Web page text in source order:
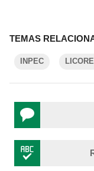
TEMAS
INPEC